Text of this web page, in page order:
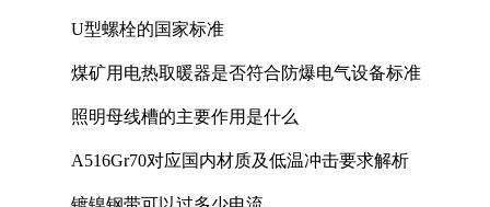
U型螺栓的国家标准
煤矿用电热取暖器是否符合防爆电气设备标准
照明母线槽的主要作用是什么
A516Gr70对应国内材质及低温冲击要求解析